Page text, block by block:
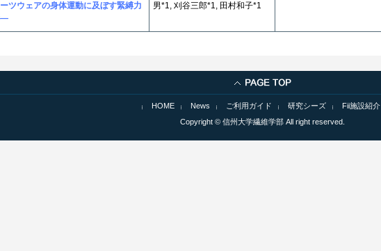
ツウェアの身体運動に及ぼす緊縛力
―
男*1, 刈谷三郎*1, 田村和子*1
HOME News ご利用ガイド 研究シーズ
Fii施設紹介
Copyright © 信州大学繊維学部 All right reserved.